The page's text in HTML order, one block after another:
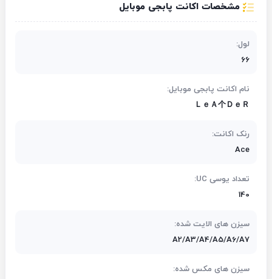
مشخصات اکانت پابجی موبایل
لول:
66
نام اکانت پابجی موبایل:
ＬｅＡ个ＤｅＲ
رنک اکانت:
Ace
تعداد یوسی UC:
140
سیزن های الایت شده:
A2/A3/A4/A5/A6/A7
سیزن های مکس شده: